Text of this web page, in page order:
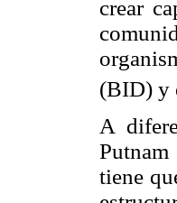
crear
(BID) y
A
tiene